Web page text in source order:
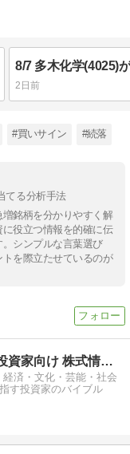
8/7 多木化学(4025)
2日前
#買いサイン #続落
てる分析手法
銘柄を分かりやすく解
役立つ情報を的確に伝
シンプルな言葉選び
を際立たせているのが
兜町 放浪記 〜 ベテラン投資家向け 株式情報ブログ
済・文化・芸能・社会
す投資家のバイブル